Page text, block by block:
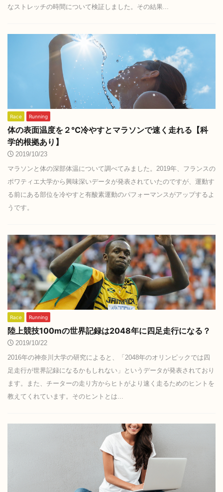
なストレッチの時間について検証しました。その結果...
Race Running
体の表面温度を２℃冷やすとマラソンで速く走れる【科
学的根拠あり】
2019/10/23
マラソンと体の深部体温について調べてみました。2019年、フランスの
ポワティエ大学から興味深いデータが発表されていたのですが、運動す
る前にある部位を冷やすと有酸素運動のパフォーマンスがアップするよ
うです。
Race Running
陸上競技100mの世界記録は2048年に四足走行になる？
2019/10/22
2016年の神奈川大学の研究によると、「2048年のオリンピックでは四
足走行が世界記録になるかもしれない」というデータが発表されており
ます。また、チーターの走り方からヒトがより速く走るためのヒントを
教えてくれています。そのヒントとは...